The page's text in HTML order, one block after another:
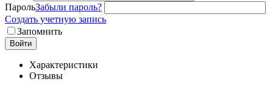
ПарольЗабыли пароль?
Создать учетную запись
Запомнить
Войти
Характеристики
Отзывы